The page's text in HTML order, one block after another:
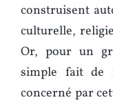
construisent
culturelle,
Or, pour un
simple fait de
concerné par